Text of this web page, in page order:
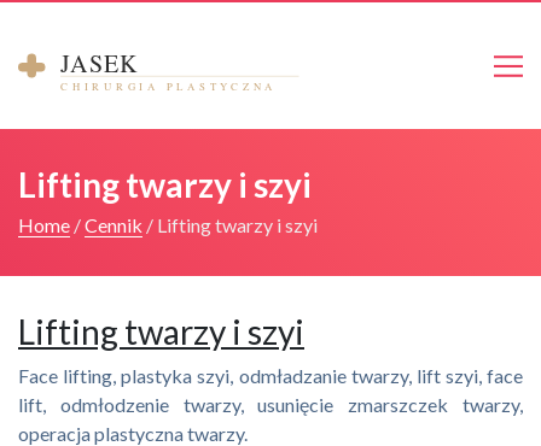
Cennik
Kontakt
Umów się na konsultacje
Lifting twarzy i szyi
Home /Cennik / Lifting twarzy i szyi
Lifting twarzy i szyi
Face lifting, plastyka szyi, odmładzanie twarzy, lift szyi, face
lift, odmłodzenie twarzy, usunięcie zmarszczek twarzy,
operacja plastyczna twarzy.